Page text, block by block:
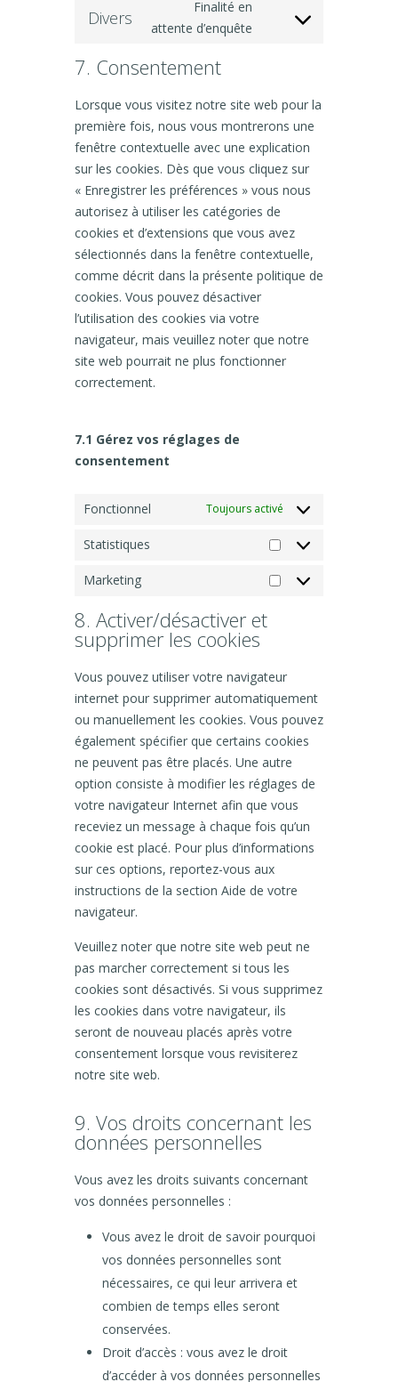
wordfence
Divers
Finalité en
attente d’enquête
Consent
7. Consentement
Lorsque vous visitez notre site web pour la
première fois, nous vous montrerons une
fenêtre contextuelle avec une explication
sur les cookies. Dès que vous cliquez sur
« Enregistrer les préférences » vous nous
autorisez à utiliser les catégories de
cookies et d’extensions que vous avez
sélectionnés dans la fenêtre contextuelle,
comme décrit dans la présente politique de
cookies. Vous pouvez désactiver
l’utilisation des cookies via votre
navigateur, mais veuillez noter que notre
site web pourrait ne plus fonctionner
correctement.
7.1 Gérez vos réglages de
consentement
Fonctionnel Toujours activé
Statistiques
Statistiques
Marketing
Marketing
8. Activer/désactiver et
supprimer les cookies
Vous pouvez utiliser votre navigateur
internet pour supprimer automatiquement
ou manuellement les cookies. Vous pouvez
également spécifier que certains cookies
ne peuvent pas être placés. Une autre
option consiste à modifier les réglages de
votre navigateur Internet afin que vous
receviez un message à chaque fois qu’un
cookie est placé. Pour plus d’informations
sur ces options, reportez-vous aux
instructions de la section Aide de votre
navigateur.
Veuillez noter que notre site web peut ne
pas marcher correctement si tous les
cookies sont désactivés. Si vous supprimez
les cookies dans votre navigateur, ils
seront de nouveau placés après votre
consentement lorsque vous revisiterez
notre site web.
9. Vos droits concernant les
données personnelles
Vous avez les droits suivants concernant
vos données personnelles :
Vous avez le droit de savoir pourquoi
vos données personnelles sont
nécessaires, ce qui leur arrivera et
combien de temps elles seront
conservées.
Droit d’accès : vous avez le droit
d’accéder à vos données personnelles